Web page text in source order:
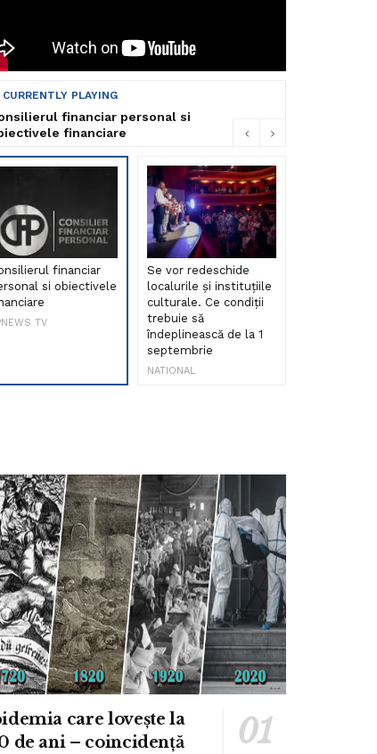
CURRENTLY PLAYING
financiar personal si
financiare
financiar
si obiectivele
TV
Se vor redeschide
localurile și instituțiile
culturale. Ce condiții
trebuie să
îndeplinească de la 1
septembrie
NATIONAL
care lovește la
de ani – coincidență